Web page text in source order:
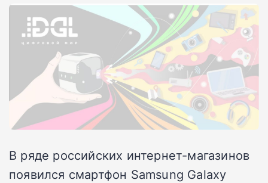
В ряде российских интернет-магазинов
появился смартфон Samsung Galaxy